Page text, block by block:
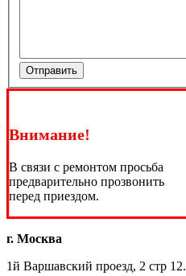
Отправить
Внимание!
В связи с ремонтом просьба
предварительно прозвонить
перед приездом.
г. Москва
1й Варшавский проезд, 2 стр 12.